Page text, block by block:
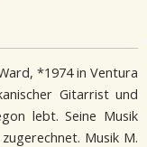
*1974 in Ventura
Gitarrist und
lebt. Seine Musik
Musik M.